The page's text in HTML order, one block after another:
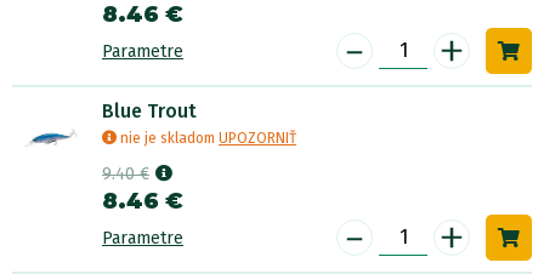
8.46 €
Parametre - +
Blue Trout
nie je skladom UPOZORNIŤ
9.40 €
8.46 €
Parametre - +